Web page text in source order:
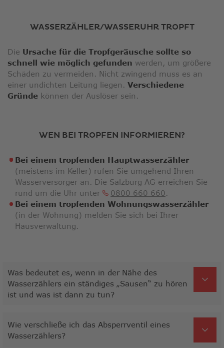
WASSERZÄHLER/WASSERUHR TROPFT
Die Ursache für die Tropfgeräusche sollte so
schnell wie möglich gefunden werden, um größere
Schäden zu vermeiden. Nicht zwingend muss es an
einer undichten Leitung liegen. Verschiedene
Gründe können der Auslöser sein.
WEN BEI TROPFEN INFORMIEREN?
Bei einem tropfenden Hauptwasserzähler
(meistens im Keller) rufen Sie umgehend Ihren
Wasserversorger an. Die Salzburg AG erreichen Sie
rund um die Uhr unter
0800 660 660.
Bei einem tropfenden Wohnungswasserzähler
(in der Wohnung) melden Sie sich bei Ihrer
Hausverwaltung.
Was bedeutet es, wenn in der Nähe des
Wasserzählers ein ständiges „Sausen“ zu hören
ist und was ist dann zu tun?
Wie verschließe ich das Absperrventil eines
Wasserzählers?